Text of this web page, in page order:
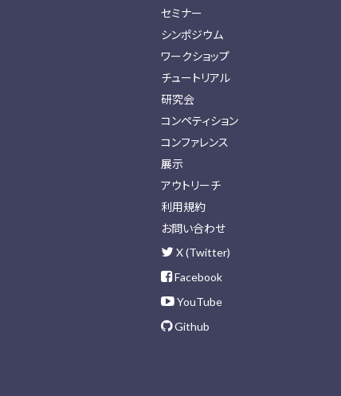
セミナー
シンポジウム
ワークショップ
チュートリアル
研究会
コンペティション
コンファレンス
展示
アウトリーチ
利用規約
お問い合わせ
X (Twitter)
Facebook
YouTube
Github